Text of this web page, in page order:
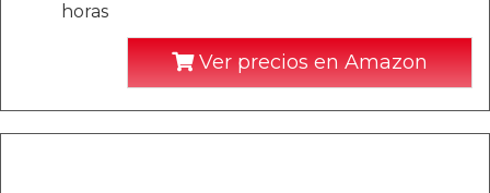
horas
Ver precios en Amazon